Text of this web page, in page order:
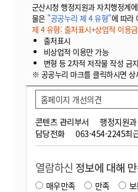
군산시청 행정지원과 자치행정계
물은 "공공누리 제 4 유형"에 따라
제 4 유형: 출처표시+상업적 이용
출처표시
비상업적 이용만 가능
변형 등 2차적 저작물 작성 금지
※ 공공누리 마크를 클릭하시면
콘텐츠 관리부서
행정지원
담당전화
063-454-2245최
홈페이지 개선의견
열람하신 정보에 대해
매우만족 만족